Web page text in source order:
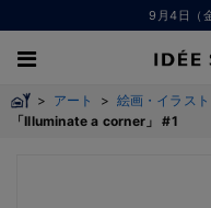
9月4日（
> アート > 絵画・イラスト
「Illuminate a corner」 #1